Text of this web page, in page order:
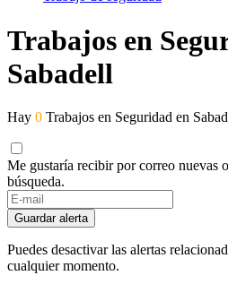
Trabajos en
Sabadell
Hay 0 Trabajos en Seguridad en
Me gustaría recibir por correo nuevas
búsqueda.
Guardar alerta
Puedes desactivar las alertas
cualquier momento.